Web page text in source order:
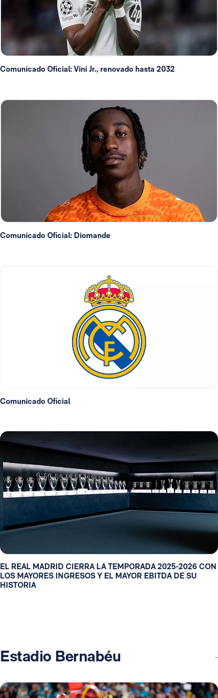
Comunicado Oficial: Vini Jr., renovado hasta 2032
Comunicado Oficial: Diomande
Comunicado Oficial
EL REAL MADRID CIERRA LA TEMPORADA 2025-2026 CON
LOS MAYORES INGRESOS Y EL MAYOR EBITDA DE SU
HISTORIA
Estadio Bernabéu